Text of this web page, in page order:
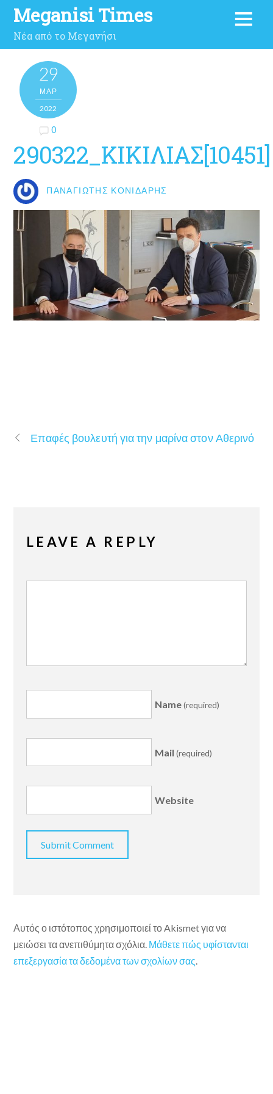
Meganisi Times
Νέα από το Μεγανήσι
29
ΜΑΡ
2022
0
290322_ΚΙΚΙΛΙΑΣ[10451]
ΠΑΝΑΓΙΏΤΗΣ ΚΟΝΙΔΆΡΗΣ
Επαφές βουλευτή για την μαρίνα στον Αθερινό
LEAVE A REPLY
Name(required)
Mail (required)
Website
Αυτός ο ιστότοπος χρησιμοποιεί το Akismet για να
μειώσει τα ανεπιθύμητα σχόλια. Μάθετε πώς υφίστανται
επεξεργασία τα δεδομένα των σχολίων σας